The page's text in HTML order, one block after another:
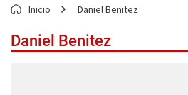
Inicio Daniel Benitez
Daniel Benitez